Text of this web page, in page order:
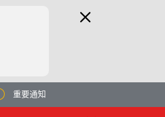
重要通知